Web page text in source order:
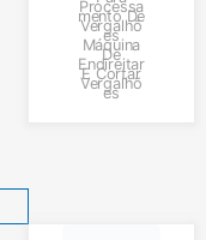
VLGT8-14
Processa
Mento De
Vergalhõ
Es
Máquina
De
Endireitar
E Cortar
Vergalhõ
Es